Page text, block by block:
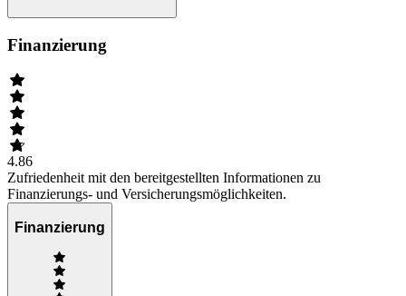
Finanzierung
4.86
Zufriedenheit mit den bereitgestellten Informationen zu
Finanzierungs- und Versicherungsmöglichkeiten.
Finanzierung